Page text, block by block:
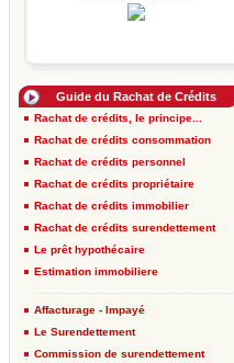
Guide du Rachat de Crédits
Rachat de crédits, le principe...
Rachat de crédits consommation
Rachat de crédits personnel
Rachat de crédits propriétaire
Rachat de crédits immobilier
Rachat de crédits surendettement
Le prêt hypothécaire
Estimation immobiliere
Affacturage - Impayé
Le Surendettement
Commission de surendettement